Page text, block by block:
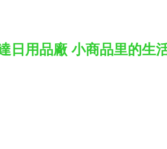
日用品廠 小商品里的生